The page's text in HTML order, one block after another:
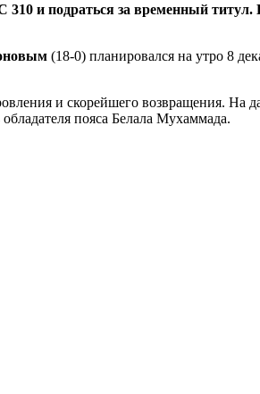
и подраться за временный
(18-0) планировался на утро 8
и скорейшего возвращения. На
пояса Белала Мухаммада.